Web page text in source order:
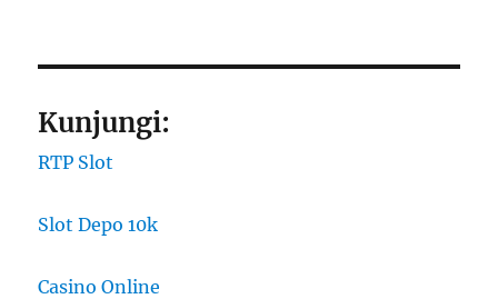
Kunjungi:
RTP Slot
Slot Depo 10k
Casino Online